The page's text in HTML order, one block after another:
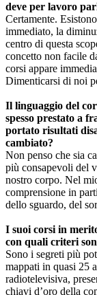
deve per lavoro
Certamente.
immediato, la
centro di questa
concetto non facile
corsi appare
Dimenticarsi di noi
Il linguaggio del
spesso prestato a
portato risultati
cambiato?
Non penso che sia
più consapevoli del
nostro corpo. Nel
comprensione in
dello sguardo, del
I suoi corsi in
con quali criteri
Sono i segreti più
mappati in quasi 25
radiotelevisiva,
chiavi d’oro della